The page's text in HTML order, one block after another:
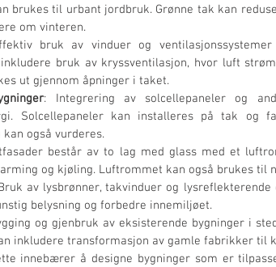
brukes til urbant jordbruk. Grønne tak kan
om vinteren.
bruk av vinduer og
bruk av kryssventilasjon, hvor luft
ut gjennom åpninger i taket.
: Integrering av solcellepaneler og
Solcellepaneler kan installeres på tak og
også vurderes.
består av to lag med glass med et
og kjøling. Luftrommet kan også brukes til
av lysbrønner, takvinduer og
belysning og forbedre innemiljøet.
og gjenbruk av eksisterende bygninger i
inkludere transformasjon av gamle fabrikker til
innebærer å designe bygninger som er